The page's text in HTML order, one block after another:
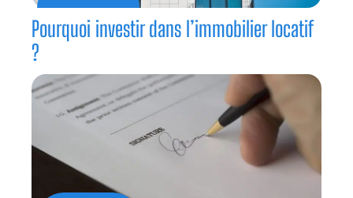
Pourquoi investir dans l’immobilier locatif
?